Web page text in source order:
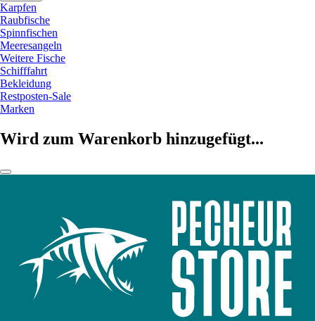
Karpfen
Raubfische
Spinnfischen
Meeresangeln
Weitere Fische
Schifffahrt
Bekleidung
Restposten-Sale
Marken
Wird zum Warenkorb hinzugefügt...